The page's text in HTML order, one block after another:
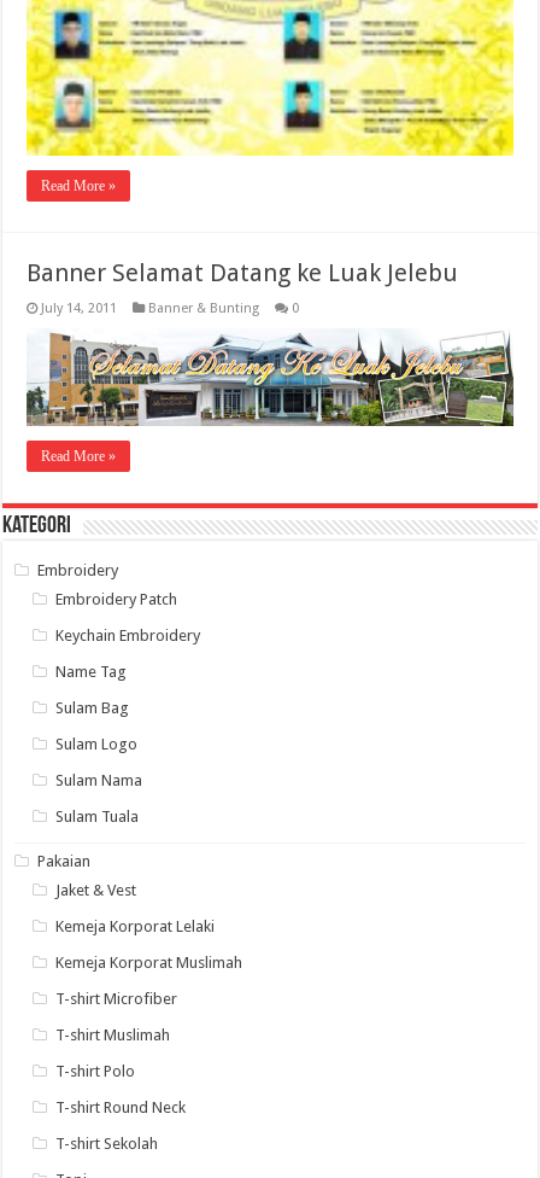
Read More »
Banner Selamat Datang ke Luak Jelebu
July 14, 2011 Banner & Bunting 0
Read More »
Kategori
Embroidery
Embroidery Patch
Keychain Embroidery
Name Tag
Sulam Bag
Sulam Logo
Sulam Nama
Sulam Tuala
Pakaian
Jaket & Vest
Kemeja Korporat Lelaki
Kemeja Korporat Muslimah
T-shirt Microfiber
T-shirt Muslimah
T-shirt Polo
T-shirt Round Neck
T-shirt Sekolah